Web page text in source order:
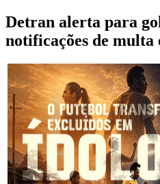
Detran alerta para
notificações de multa